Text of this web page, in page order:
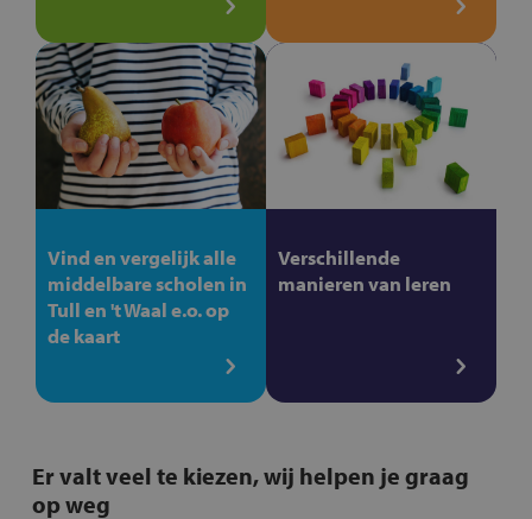
Vind en vergelijk alle
middelbare scholen in
Tull en 't Waal e.o. op
de kaart
Verschillende
manieren van leren
Er valt veel te kiezen, wij helpen je graag
op weg